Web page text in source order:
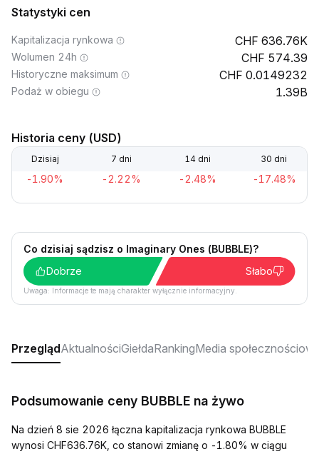
Statystyki cen
Kapitalizacja rynkowa 636.76K
Wolumen 24h 574.39
Historyczne maksimum 0.0149232
Podaż w obiegu 1.39B
Historia ceny (USD)
Dzisiaj 7 dni 14 dni 30 dni
-1.90% -2.22% -2.48% -17.48%
Co dzisiaj sądzisz o Imaginary Ones (BUBBLE)?
Dobrze
Słabo
Uwaga: Informacje te mają charakter wyłącznie informacyjny.
PrzeglądAktualnościGiełdaRankingMedia
Podsumowanie ceny BUBBLE na żywo
Na dzień 8 sie 2026 łączna kapitalizacja rynkowa BUBBLE
wynosi CHF636.76K, co stanowi zmianę o -1.80% w ciągu